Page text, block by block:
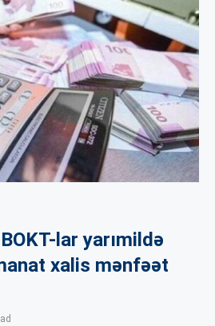
lar yarımildə
xalis mənfəət